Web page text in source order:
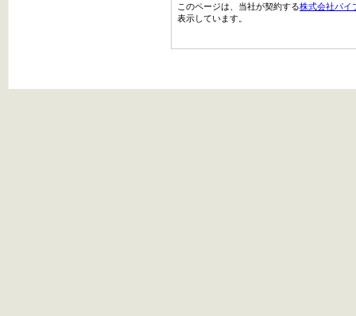
このページは、当社が契約する株式会社パイ
表示しています。